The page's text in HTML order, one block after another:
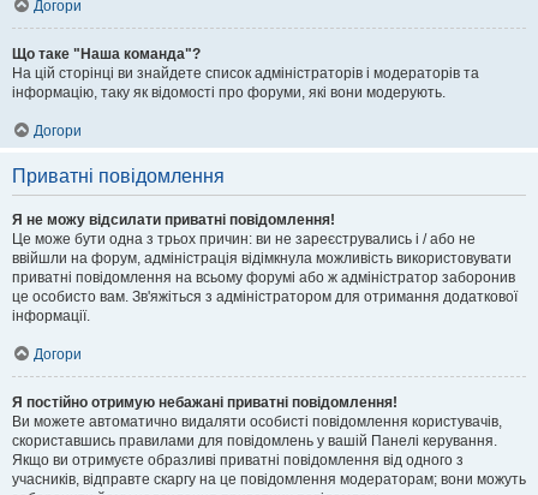
Догори
Що таке "Наша команда"?
На цій сторінці ви знайдете список адміністраторів і модераторів та
інформацію, таку як відомості про форуми, які вони модерують.
Догори
Приватні повідомлення
Я не можу відсилати приватні повідомлення!
Це може бути одна з трьох причин: ви не зареєструвались і / або не
ввійшли на форум, адміністрація відімкнула можливість використовувати
приватні повідомлення на всьому форумі або ж адміністратор заборонив
це особисто вам. Зв'яжіться з адміністратором для отримання додаткової
інформації.
Догори
Я постійно отримую небажані приватні повідомлення!
Ви можете автоматично видаляти особисті повідомлення користувачів,
скориставшись правилами для повідомлень у вашій Панелі керування.
Якщо ви отримуєте образливі приватні повідомлення від одного з
учасників, відправте скаргу на це повідомлення модераторам; вони можуть